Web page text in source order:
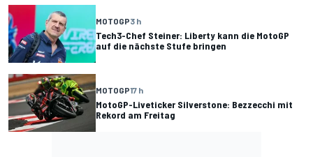
MOTOGP3 h
Tech3-Chef Steiner: Liberty kann die MotoGP
auf die nächste Stufe bringen
MOTOGP17 h
MotoGP-Liveticker Silverstone: Bezzecchi mit
Rekord am Freitag